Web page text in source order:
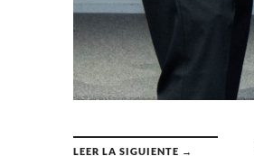
LEER LA SIGUIENTE →